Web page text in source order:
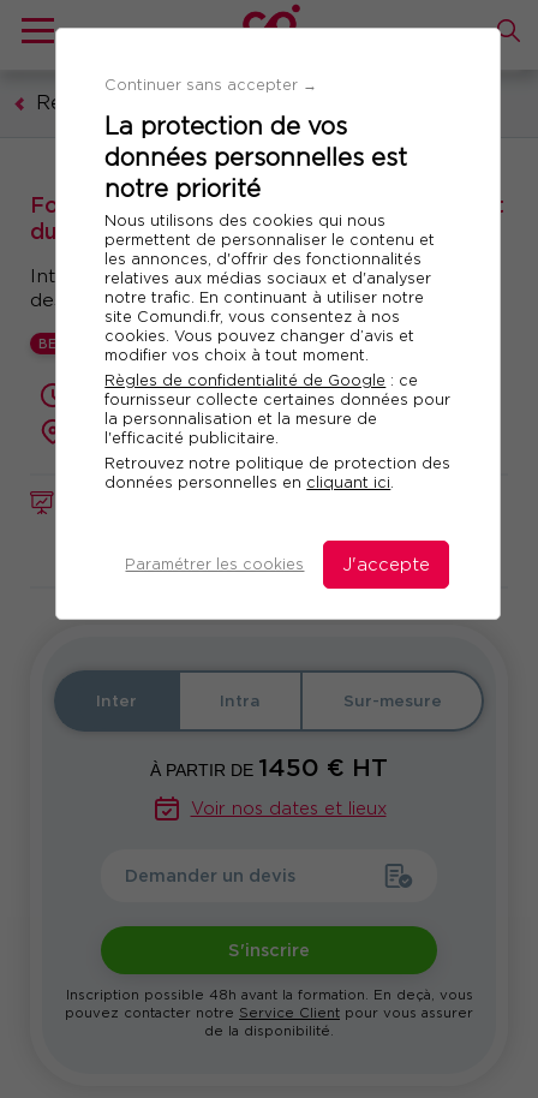
Continuer sans accepter →
La protection de vos
données personnelles est
notre priorité
Nous utilisons des cookies qui nous
permettent de personnaliser le contenu et
les annonces, d'offrir des fonctionnalités
relatives aux médias sociaux et d'analyser
notre trafic. En continuant à utiliser notre
site Comundi.fr, vous consentez à nos
cookies. Vous pouvez changer d’avis et
modifier vos choix à tout moment.
Règles de confidentialité de Google : ce
fournisseur collecte certaines données pour
la personnalisation et la mesure de
l'efficacité publicitaire.
Retrouvez notre politique de protection des
données personnelles en cliquant ici.
Paramétrer les cookies J'accepte
Ressources humaines, formation, droit social
Télécharger le programme
Formation : Recrutement 4.0 - maîtrisez l'art
du recrutement augmenté par l'IA
Intégrer l'Intelligence Artificielle dans la gestion
des Ressources Humaines
BEST
2 jours (14 heures)
présentiel ou à distance
Inter Intra Sur-mesure
À PARTIR DE 1450 € HT
Voir nos dates et lieux
Demander un devis
S'inscrire
Inscription possible 48h avant la formation. En deçà, vous
pouvez contacter notre Service Client pour vous assurer
de la disponibilité.